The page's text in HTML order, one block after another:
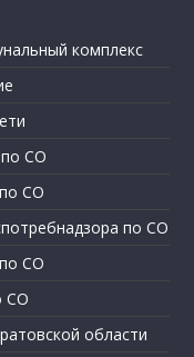
комплекс
СО
СО
по СО
СО
СО
области